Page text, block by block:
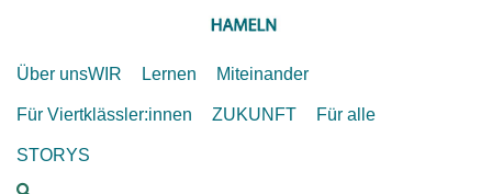
Über unsWIR Lernen Miteinander
Für Viertklässler:innen ZUKUNFT Für alle
STORYS